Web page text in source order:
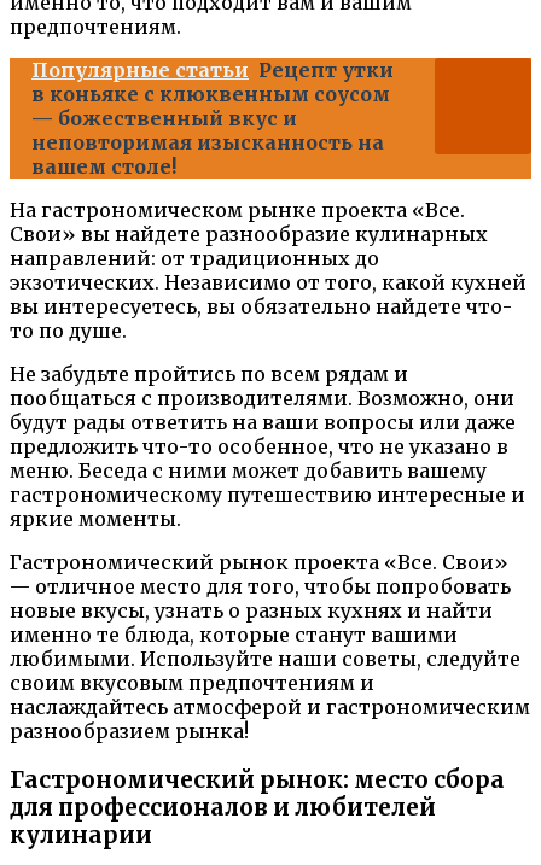
предпочтениям.
Популярные статьи Рецепт утки
в коньяке с клюквенным соусом
— божественный вкус и
неповторимая изысканность на
вашем столе!
На гастрономическом рынке проекта «Все.
Свои» вы найдете разнообразие кулинарных
направлений: от традиционных до
экзотических. Независимо от того, какой кухней
вы интересуетесь, вы обязательно найдете что-
то по душе.
Не забудьте пройтись по всем рядам и
пообщаться с производителями. Возможно, они
будут рады ответить на ваши вопросы или даже
предложить что-то особенное, что не указано в
меню. Беседа с ними может добавить вашему
гастрономическому путешествию интересные и
яркие моменты.
Гастрономический рынок проекта «Все. Свои»
— отличное место для того, чтобы попробовать
новые вкусы, узнать о разных кухнях и найти
именно те блюда, которые станут вашими
любимыми. Используйте наши советы, следуйте
своим вкусовым предпочтениям и
наслаждайтесь атмосферой и гастрономическим
разнообразием рынка!
Гастрономический рынок: место сбора
для профессионалов и любителей
кулинарии